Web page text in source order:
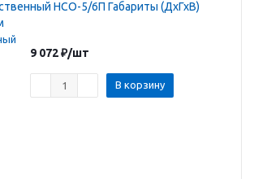
HCO-5/6П Габариты (ДхГхВ)
9 072₽/шт
В корзину